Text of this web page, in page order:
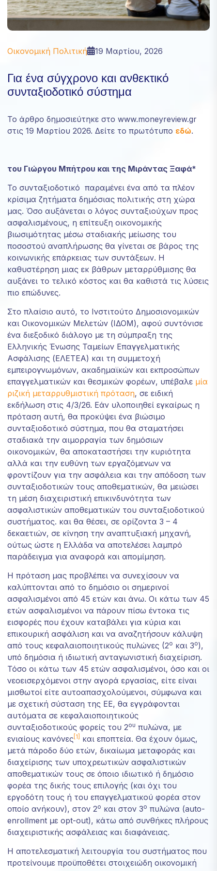
Οικονομική Πολιτική 19 Μαρτίου, 2026
Για ένα σύγχρονο και ανθεκτικό
συνταξιοδοτικό σύστημα
Το άρθρο δημοσιεύτηκε στο www.moneyreview.gr
στις 19 Μαρτίου 2026. Δείτε το πρωτότυπο εδώ.
του Γιώργου Μπήτρου και της Μιράντας Ξαφά*
Το συνταξιοδοτικό παραμένει ένα από τα πλέον
κρίσιμα ζητήματα δημόσιας πολιτικής στη χώρα
μας. Όσο αυξάνεται ο λόγος συνταξιούχων προς
ασφαλισμένους, η επίτευξη οικονομικής
βιωσιμότητας μέσω σταδιακής μείωσης του
ποσοστού αναπλήρωσης θα γίνεται σε βάρος της
κοινωνικής επάρκειας των συντάξεων. Η
καθυστέρηση μιας εκ βάθρων μεταρρύθμισης θα
αυξάνει το τελικό κόστος και θα καθιστά τις λύσεις
πιο επώδυνες.
Στο πλαίσιο αυτό, το Ινστιτούτο Δημοσιονομικών
και Οικονομικών Μελετών (ΙΔΟΜ), αφού συντόνισε
ένα διεξοδικό διάλογο με τη σύμπραξη της
Ελληνικής Ένωσης Ταμείων Επαγγελματικής
Ασφάλισης (ΕΛΕΤΕΑ) και τη συμμετοχή
εμπειρογνωμόνων, ακαδημαϊκών και εκπροσώπων
επαγγελματικών και θεσμικών φορέων, υπέβαλε μία
ριζική μεταρρυθμιστική πρόταση, σε ειδική
εκδήλωση στις 4/3/26. Εάν υλοποιηθεί εγκαίρως η
πρόταση αυτή, θα προκύψει ένα βιώσιμο
συνταξιοδοτικό σύστημα, που θα σταματήσει
σταδιακά την αιμορραγία των δημόσιων
οικονομικών, θα αποκαταστήσει την κυριότητα
αλλά και την ευθύνη των εργαζόμενων να
φροντίζουν για την ασφάλεια και την απόδοση των
συνταξιοδοτικών τους αποθεματικών, θα μειώσει
τη μέση διαχειριστική επικινδυνότητα των
ασφαλιστικών αποθεματικών του συνταξιοδοτικού
συστήματος. και θα θέσει, σε ορίζοντα 3 – 4
δεκαετιών, σε κίνηση την αναπτυξιακή μηχανή,
ούτως ώστε η Ελλάδα να αποτελέσει λαμπρό
παράδειγμα για αναφορά και απομίμηση.
Η πρόταση μας προβλέπει να συνεχίσουν να
καλύπτονται από το δημόσιο οι σημερινοί
ασφαλισμένοι από 45 ετών και άνω. Οι κάτω των 45
ετών ασφαλισμένοι να πάρουν πίσω έντοκα τις
εισφορές που έχουν καταβάλει για κύρια και
επικουρική ασφάλιση και να αναζητήσουν κάλυψη
από τους κεφαλαιοποιητικούς πυλώνες (2ο και 3ο),
υπό δημόσια ή ιδιωτική ανταγωνιστική διαχείριση.
Τόσο οι κάτω των 45 ετών ασφαλισμένοι, όσο και οι
νεοεισερχόμενοι στην αγορά εργασίας, είτε είναι
μισθωτοί είτε αυτοαπασχολούμενοι, σύμφωνα και
με σχετική σύσταση της ΕΕ, θα εγγράφονται
αυτόματα σε κεφαλαιοποιητικούς
συνταξιοδοτικούς φορείς του 2ου πυλώνα, με
ενιαίους κανόνες [1]
και εποπτεία. Θα έχουν όμως,
μετά πάροδο δύο ετών, δικαίωμα μεταφοράς και
διαχείρισης των υποχρεωτικών ασφαλιστικών
αποθεματικών τους σε όποιο ιδιωτικό ή δημόσιο
φορέα της δικής τους επιλογής (και όχι του
εργοδότη τους ή του επαγγελματικού φορέα στον
οποίο ανήκουν), στον 2ο και στον 3ο πυλώνα (auto-
enrollment με opt-out), κάτω από συνθήκες πλήρους
διαχειριστικής ασφάλειας και διαφάνειας.
Η αποτελεσματική λειτουργία του συστήματος που
προτείνουμε προϋποθέτει στοιχειώδη οικονομική
website's
functionality
based on
how the
used.
Για να
μπορεί ο
όσο το
καλύτερα
κατά την
επίσκεψή
σας. Εάν
απορρίψετε
αυτά τα
cookies,
ορισμένες
λειτουργίες
του
ιστότοπου
διαθέσιμες.
Marketing
Κοινοποιώντας
τα
ενδιαφέροντα
και τη
συμπεριφορά
σας κατά την
επίσκεψή σας
στον ιστότοπό
μας, αυξάνετε
την πιθανότητα
να δείτε
εξατομικευμένο
περιεχόμενο
και προσφορές.